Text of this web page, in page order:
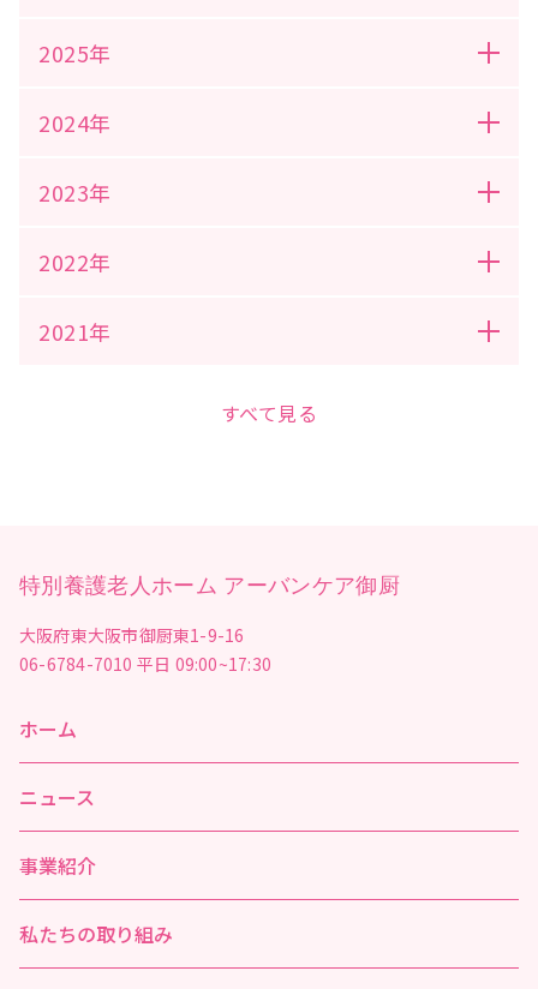
2025年
2024年
2023年
2022年
2021年
すべて見る
特別養護老人ホーム アーバンケア御厨
大阪府東大阪市御厨東1-9-16
06-6784-7010 平日 09:00~17:30
ホーム
ニュース
事業紹介
私たちの取り組み